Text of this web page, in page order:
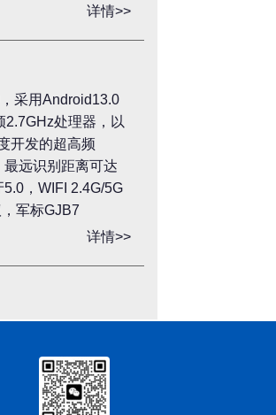
详情>>
采用Android13.0
处理器，以
开发的超高频
远识别距离可达
，WIFI 2.4G/5G
军标GJB7
详情>>